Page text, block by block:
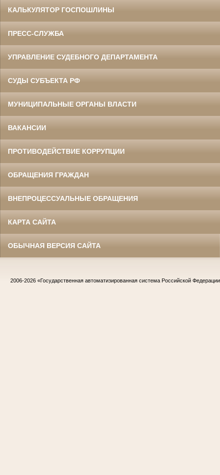
КАЛЬКУЛЯТОР ГОСПОШЛИНЫ
ПРЕСС-СЛУЖБА
УПРАВЛЕНИЕ СУДЕБНОГО ДЕПАРТАМЕНТА
СУДЫ СУБЪЕКТА РФ
МУНИЦИПАЛЬНЫЕ ОРГАНЫ ВЛАСТИ
ВАКАНСИИ
ПРОТИВОДЕЙСТВИЕ КОРРУПЦИИ
ОБРАЩЕНИЯ ГРАЖДАН
ВНЕПРОЦЕССУАЛЬНЫЕ ОБРАЩЕНИЯ
КАРТА САЙТА
ОБЫЧНАЯ ВЕРСИЯ САЙТА
2006-2026 «Государственная автоматизированная система Российской